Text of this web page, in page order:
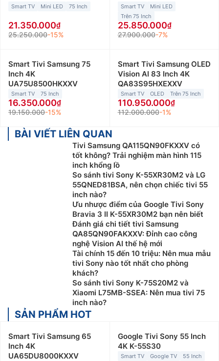
Smart TV Mini LED 75 Inch
21.350.000
25.250.000-15%
Smart TV
Mini LED
Trên 75 Inch
25.850.000
27.900.000-7%
Smart Tivi Samsung 75
Inch 4K
UA75U8500HKXXV
Smart TV 75 Inch
16.350.000
19.150.000-15%
Smart Tivi Samsung OLED
Vision AI 83 Inch 4K
QA83S95HXEXXV
Smart TV OLED Trên 75 Inch
110.950.000
112.000.000-1%
BÀI VIẾT LIÊN QUAN
Tivi Samsung QA115QN90FKXXV có
tốt không? Trải nghiệm màn hình 115
inch khổng lồ
So sánh tivi Sony K-55XR30M2 và LG
55QNED81BSA, nên chọn chiếc tivi 55
inch nào?
Ưu nhược điểm của Google Tivi Sony
Bravia 3 II K-55XR30M2 bạn nên biết
Đánh giá chi tiết tivi Samsung
QA85QN90FAKXXV: Đỉnh cao công
nghệ Vision AI thế hệ mới
Tài chính 15 đến 10 triệu: Nên mua mẫu
tivi Sony nào tốt nhất cho phòng
khách?
So sánh tivi Sony K-75S20M2 và
Xiaomi L75MB-SSEA: Nên mua tivi 75
inch nào?
SẢN PHẨM HOT
Smart Tivi Samsung 65
Inch 4K
UA65DU8000KXXV
Google Tivi Sony 55 Inch
4K K-55S30
Smart TV Google TV 55 Inch